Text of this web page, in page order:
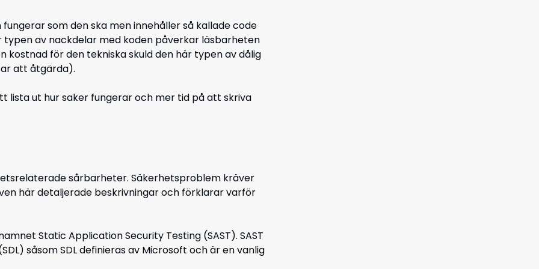
som den ska men innehåller så kallade code
typen av nackdelar med koden påverkar läsbarheten
för den tekniska skuld den här typen av dålig
att åtgärda).
lista ut hur saker fungerar och mer tid på att skriva
sårbarheter. Säkerhetsproblem kräver
här detaljerade beskrivningar och förklarar varför
Static Application Security Testing (SAST). SAST
såsom SDL definieras av Microsoft och är en vanlig